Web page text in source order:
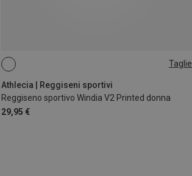
Taglie
Athlecia | Reggiseni sportivi
Reggiseno sportivo Windia V2 Printed donna
29,95 €
S